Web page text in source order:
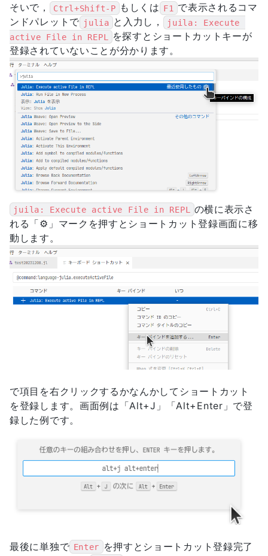
そいで， Ctrl+Shift-P もしくは F1
で表示されるコマ
ンドパレットで julia と入力し，
juila: Execute
active File in REPL
を探すとショートカットキーが
登録されていないことが分かります。
juila: Execute active File in REPL
の横に表示さ
れる「⚙」マークを押すとショートカット登録画面に移
動します。
で項目を右クリックするかなんかしてショートカット
を登録します。画面例は「Alt+J」「Alt+Enter」で登
録した例です。
最後に単独で Enter
を押すとショートカット登録完了